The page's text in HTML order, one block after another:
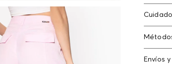
Rayón
Lavar a
no
Envíos